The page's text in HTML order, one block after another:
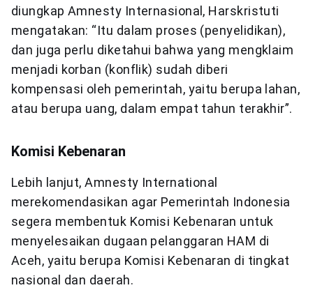
diungkap Amnesty Internasional, Harskristuti
mengatakan: “Itu dalam proses (penyelidikan),
dan juga perlu diketahui bahwa yang mengklaim
menjadi korban (konflik) sudah diberi
kompensasi oleh pemerintah, yaitu berupa lahan,
atau berupa uang, dalam empat tahun terakhir”.
Komisi Kebenaran
Lebih lanjut, Amnesty International
merekomendasikan agar Pemerintah Indonesia
segera membentuk Komisi Kebenaran untuk
menyelesaikan dugaan pelanggaran HAM di
Aceh, yaitu berupa Komisi Kebenaran di tingkat
nasional dan daerah.